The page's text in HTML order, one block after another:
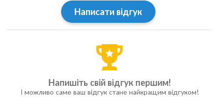
Написати відгук
Напишіть свій відгук першим!
І можливо саме ваш відгук стане найкращим відгуком!